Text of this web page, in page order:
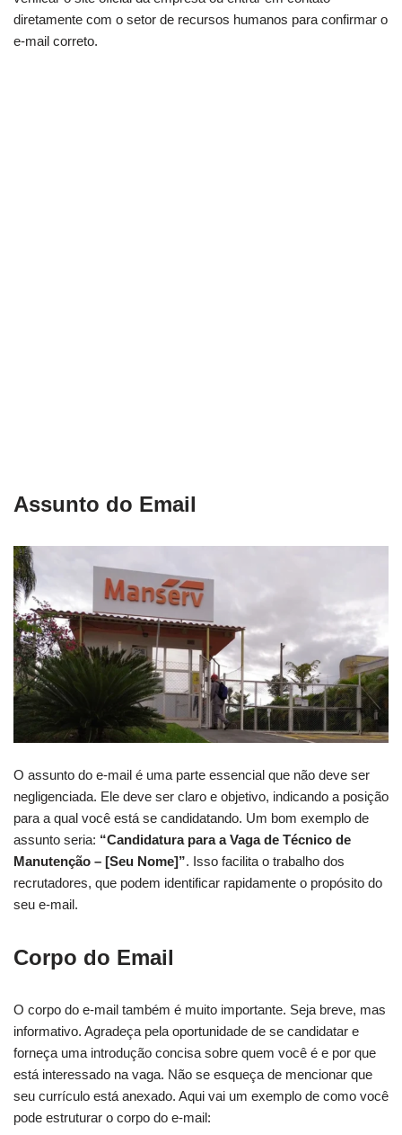
diretamente com o setor de recursos humanos para confirmar o
e-mail correto.
Assunto do Email
O assunto do e-mail é uma parte essencial que não deve ser
negligenciada. Ele deve ser claro e objetivo, indicando a posição
para a qual você está se candidatando. Um bom exemplo de
assunto seria: “Candidatura para a Vaga de Técnico de
Manutenção – [Seu Nome]”. Isso facilita o trabalho dos
recrutadores, que podem identificar rapidamente o propósito do
seu e-mail.
Corpo do Email
O corpo do e-mail também é muito importante. Seja breve, mas
informativo. Agradeça pela oportunidade de se candidatar e
forneça uma introdução concisa sobre quem você é e por que
está interessado na vaga. Não se esqueça de mencionar que
seu currículo está anexado. Aqui vai um exemplo de como você
pode estruturar o corpo do e-mail: